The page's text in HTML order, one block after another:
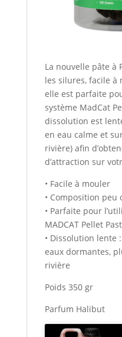
La nouvelle pâte à
les silures, facile à
elle est parfaite
système MadCat
dissolution est
en eau calme et
rivière) afin
d’attraction sur
• Facile à mouler
• Composition peu
• Parfaite pour
MADCAT Pellet
• Dissolution lente
eaux dormantes,
rivière
Poids 350 gr
Parfum Halibut